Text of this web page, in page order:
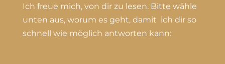
Ich freue mich, von dir zu lesen. Bitte wähle
unten aus, worum es geht, damit ich dir so
schnell wie möglich antworten kann: